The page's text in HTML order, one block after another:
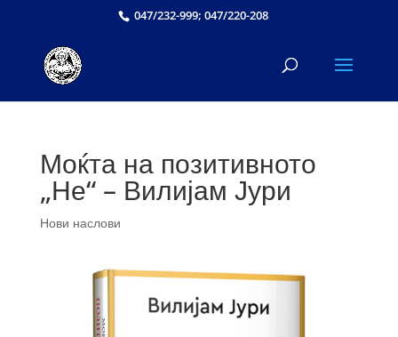
047/232-999; 047/220-208
Моќта на позитивното
„Не“ – Вилијам Јури
Нови наслови